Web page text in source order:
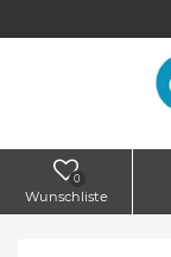
0
Wunschliste